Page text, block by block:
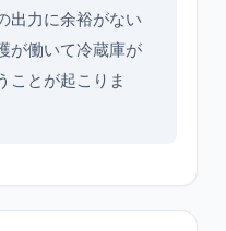
出力に余裕がない
が働いて冷蔵庫が
ことが起こりま